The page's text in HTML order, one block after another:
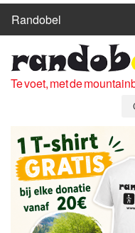
Randobel
ROUTES
CLUBS
OVER
LEDEN
ZICH AANMELDEN
GRATIS REGISTRATIE
WACHTWOORD VERGETEN
Te voet, met de